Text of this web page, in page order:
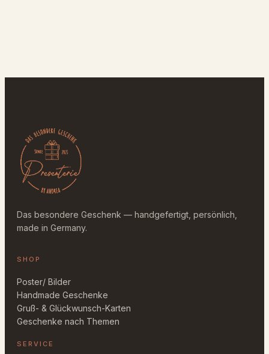
Das besondere Geschenk — handgefertigt, persönlich,
made in Germany.
SHOP
Poster/ Bilder
Handmade Geschenke
Gruß- & Glückwunsch-Karten
Geschenke nach Themen
SERVICE